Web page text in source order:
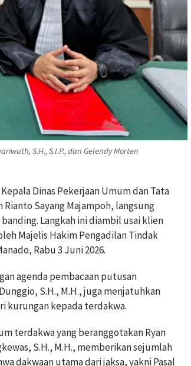
S.H., S.I.P., dan Gelendy Morten
Dinas Pekerjaan Umum dan Tata
Sayang Majampoh, langsung
Langkah ini diambil usai klien
Majelis Hakim Pengadilan Tindak
Rabu 3 Juni 2026.
agenda pembacaan putusan
S.H., M.H., juga menjatuhkan
kurungan kepada terdakwa.
terdakwa yang beranggotakan Ryan
S.H., M.H., memberikan sejumlah
dakwaan utama dari jaksa, yakni Pasal